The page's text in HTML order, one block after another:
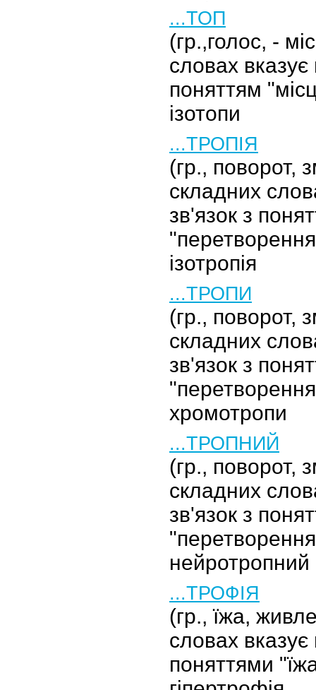
...ТОП
(гр.,голос, -
словах вказує
поняттям
ізотопи
...ТРОПІЯ
(гр., поворот,
складних
зв'язок з
ізотропія
...ТРОПИ
(гр., поворот,
складних
зв'язок з
хромотропи
...ТРОПНИЙ
(гр., поворот,
складних
зв'язок з
нейротропний
...ТРОФІЯ
(гр., їжа,
словах вказує
поняттями